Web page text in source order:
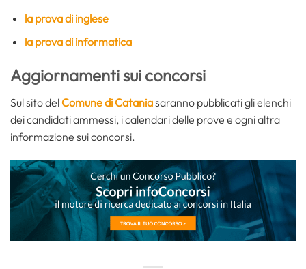
la prova di inglese
la prova di informatica
Aggiornamenti sui concorsi
Sul sito delComune di Cataniasaranno pubblicati gli elenchi
dei candidati ammessi, i calendari delle prove e ogni altra
informazione sui concorsi.